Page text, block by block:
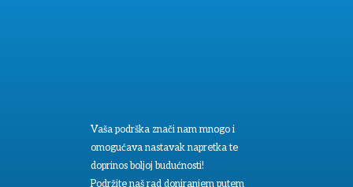
Vaša podrška znači nam mnogo i
omogućava nastavak napretka te
doprinos boljoj budućnosti!
Podržite naš rad doniranjem putem